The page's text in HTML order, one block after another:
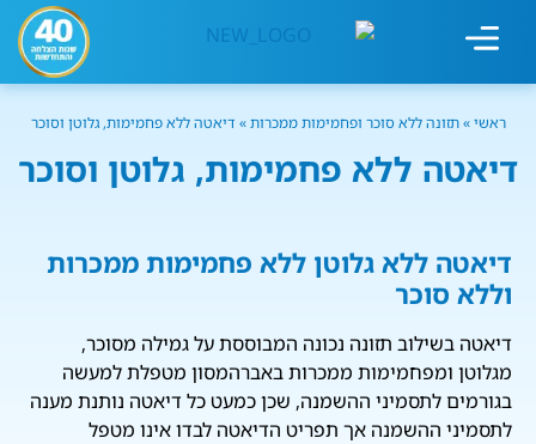
ראשי»תזונה ללא סוכר ופחמימות ממכרות» דיאטה ללא פחמימות, גלוטן וסוכר
דיאטה ללא פחמימות, גלוטן וסוכר
דיאטה ללא גלוטן ללא פחמימות ממכרות
וללא סוכר
דיאטה בשילוב תזונה נכונה המבוססת על גמילה מסוכר,
מגלוטן ומפחמימות ממכרות באברהמסון מטפלת למעשה
בגורמים לתסמיני ההשמנה, שכן כמעט כל דיאטה נותנת מענה
לתסמיני ההשמנה אך תפריט הדיאטה לבדו אינו מטפל